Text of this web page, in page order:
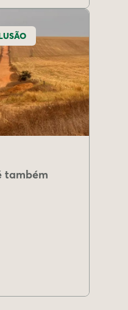
também